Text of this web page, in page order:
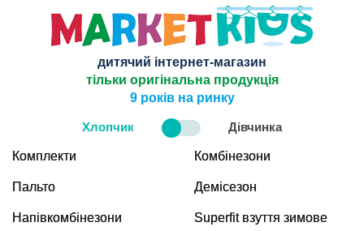
дитячий інтернет-магазин
тільки оригінальна продукція
9 років на ринку
Хлопчик Дівчинка
Комплекти
Пальто
Напівкомбінезони
Комбінезони
Демісезон
Superfit взуття зимове